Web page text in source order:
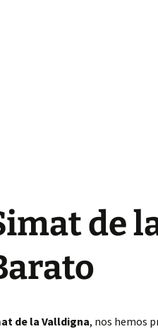
de
de la Valldigna, nos hemos